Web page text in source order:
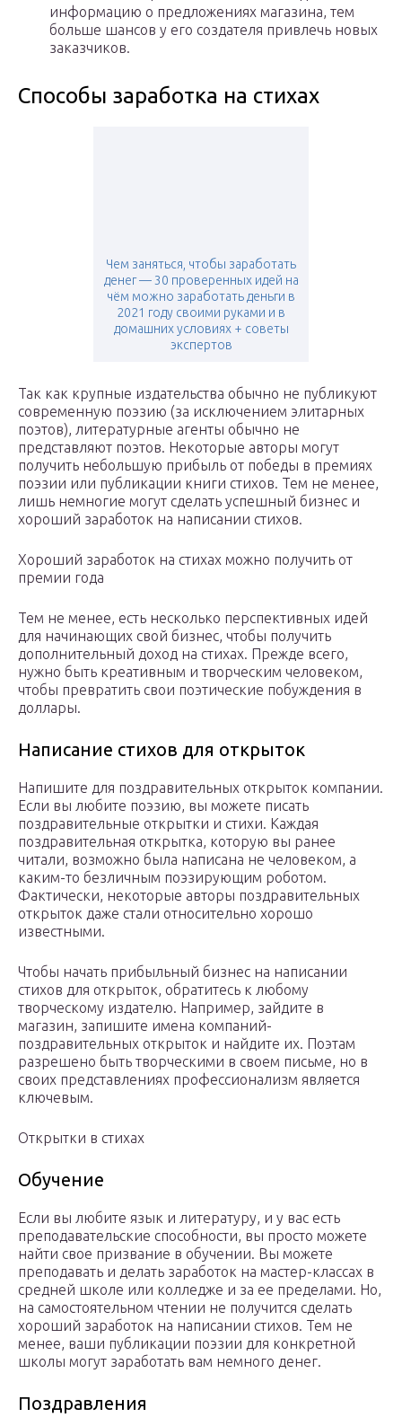
информацию о предложениях магазина, тем
больше шансов у его создателя привлечь новых
заказчиков.
Способы заработка на стихах
Чем заняться, чтобы заработать
денег — 30 проверенных идей на
чём можно заработать деньги в
2021 году своими руками и в
домашних условиях + советы
экспертов
Так как крупные издательства обычно не публикуют
современную поэзию (за исключением элитарных
поэтов), литературные агенты обычно не
представляют поэтов. Некоторые авторы могут
получить небольшую прибыль от победы в премиях
поэзии или публикации книги стихов. Тем не менее,
лишь немногие могут сделать успешный бизнес и
хороший заработок на написании стихов.
Хороший заработок на стихах можно получить от
премии года
Тем не менее, есть несколько перспективных идей
для начинающих свой бизнес, чтобы получить
дополнительный доход на стихах. Прежде всего,
нужно быть креативным и творческим человеком,
чтобы превратить свои поэтические побуждения в
доллары.
Написание стихов для открыток
Напишите для поздравительных открыток компании.
Если вы любите поэзию, вы можете писать
поздравительные открытки и стихи. Каждая
поздравительная открытка, которую вы ранее
читали, возможно была написана не человеком, а
каким-то безличным поэзирующим роботом.
Фактически, некоторые авторы поздравительных
открыток даже стали относительно хорошо
известными.
Чтобы начать прибыльный бизнес на написании
стихов для открыток, обратитесь к любому
творческому издателю. Например, зайдите в
магазин, запишите имена компаний-
поздравительных открыток и найдите их. Поэтам
разрешено быть творческими в своем письме, но в
своих представлениях профессионализм является
ключевым.
Открытки в стихах
Обучение
Если вы любите язык и литературу, и у вас есть
преподавательские способности, вы просто можете
найти свое призвание в обучении. Вы можете
преподавать и делать заработок на мастер-классах в
средней школе или колледже и за ее пределами. Но,
на самостоятельном чтении не получится сделать
хороший заработок на написании стихов. Тем не
менее, ваши публикации поэзии для конкретной
школы могут заработать вам немного денег.
Поздравления